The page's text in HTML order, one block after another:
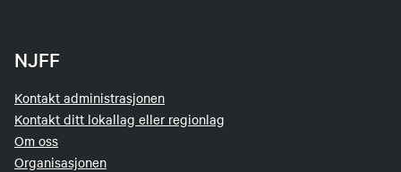
NJFF
Kontakt administrasjonen
Kontakt ditt lokallag eller regionlag
Om oss
Organisasjonen